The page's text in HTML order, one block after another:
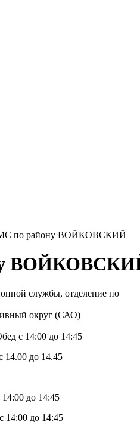
по району ВОЙКОВСКИЙ
службы, отделение по
округ (САО)
с 14:00 до 14:45
14.00 до 14.45
до 14:45
14:00 до 14:45